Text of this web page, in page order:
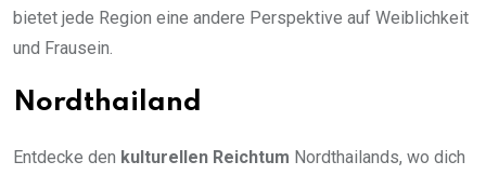
bietet jede Region eine andere Perspektive auf Weiblichkeit
und Frausein.
Nordthailand
Entdecke den kulturellen Reichtum Nordthailands, wo dich